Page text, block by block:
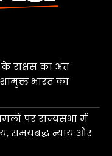
राक्षस का अंत
भारत का
पर राज्यसभा में
समयबद्ध न्याय और